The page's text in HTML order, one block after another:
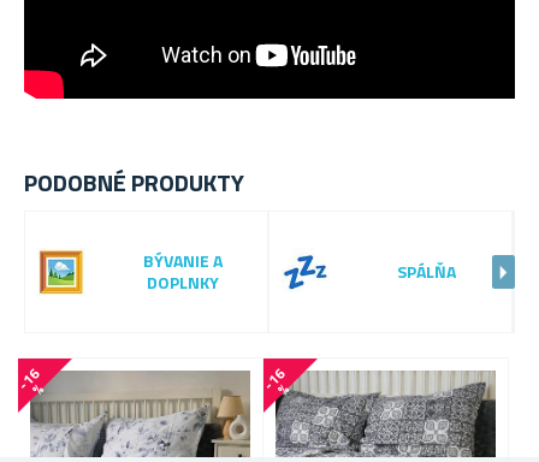
PODOBNÉ PRODUKTY
BÝVANIE A
DOPLNKY
SPÁLŇA
-
1
6
% -
1
6
%